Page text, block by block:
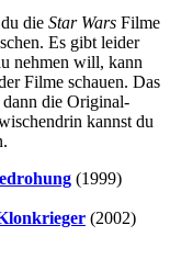
die Star Wars Filme
Es gibt leider
nehmen will, kann
Filme schauen. Das
dann die Original-
kannst du
(1999)
(2002)